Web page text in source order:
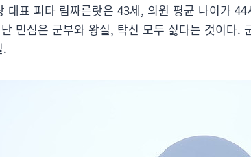
대표 피타 림짜른랏은 43세, 의원 평균 나이가 44
민심은 군부와 왕실, 탁신 모두 싫다는 것이다.
.